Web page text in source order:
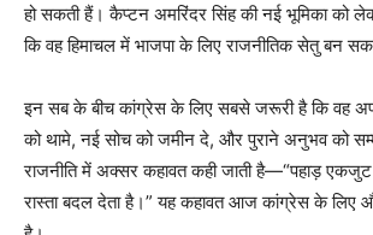
News Week
Magazine PRO
हो सकती हैं। कैप्टन अमरिंदर सिंह की नई भूमिका को
कि वह हिमाचल में भाजपा के लिए राजनीतिक सेतु बन
इन सब के बीच कांग्रेस के लिए सबसे जरूरी है कि वह
को थामे, नई सोच को जमीन दे, और पुराने अनुभव को
राजनीति में अक्सर कहावत कही जाती है—“पहाड़ एकजुट
रास्ता बदल देता है।” यह कहावत आज कांग्रेस के लिए